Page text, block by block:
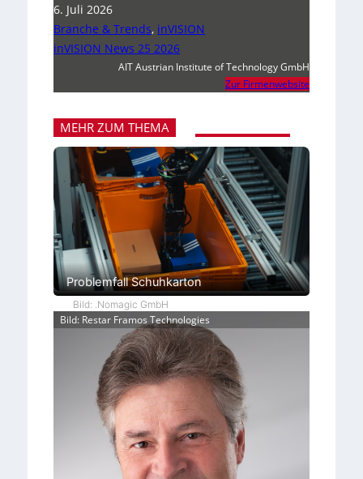
6. Juli 2026
Branche & Trends, inVISION
inVISION News 25 2026
AIT Austrian Institute of Technology GmbH
Zur Firmenwebsite
MEHR ZUM THEMA
Problemfall Schuhkarton
Bild: .Nomagic GmbH
Bild: Restar Framos Technologies